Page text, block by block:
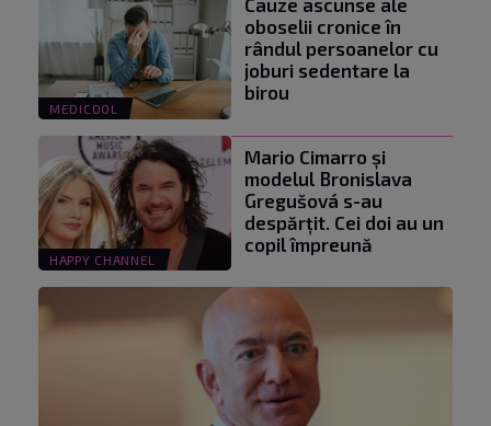
MEDICOOL
Cauze ascunse ale
oboselii cronice în
rândul persoanelor cu
joburi sedentare la
birou
HAPPY CHANNEL
Mario Cimarro și
modelul Bronislava
Gregušová s-au
despărțit. Cei doi au un
copil împreună